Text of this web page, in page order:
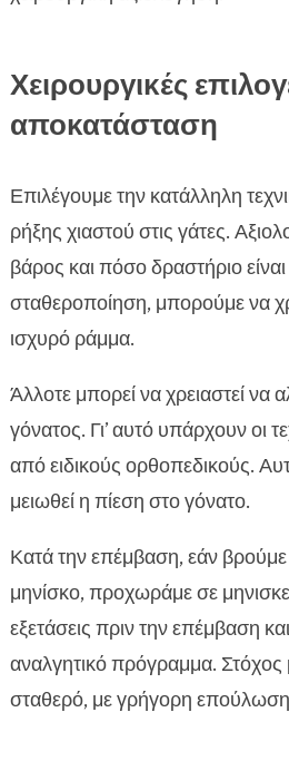
Χειρουργικές
αποκατάσταση
Επιλέγουμε την κατάλληλη
ρήξης χιαστού στις γάτες.
βάρος και πόσο δραστήριο
σταθεροποίηση, μπορούμε να
ισχυρό ράμμα.
Άλλοτε μπορεί να χρειαστεί να
γόνατος. Γι’ αυτό υπάρχουν οι
από ειδικούς ορθοπεδικούς.
μειωθεί η πίεση στο γόνατο.
Κατά την επέμβαση, εάν
μηνίσκο, προχωράμε σε
εξετάσεις πριν την επέμβαση
αναλγητικό πρόγραμμα. Στόχος
σταθερό, με γρήγορη επούλωση